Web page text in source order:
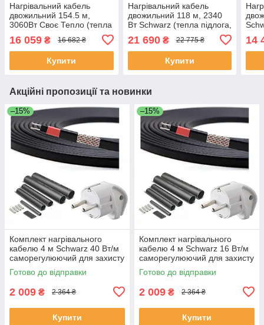
Нагрівальний кабель
двожильний 154.5 м,
3060Вт Своє Тепло (тепла
стяжку)
16 059 ₴ 16 682 ₴
Купити
Нагрівальний кабель
двожильний 118 м, 2340
Вт Schwarz (тепла підлога,
21 690₴ 22 775 ₴
Купити
14
Акційні пропозиції та новинки
–15%
Комплект нагрівального
кабелю 4 м Schwarz 40 Вт/м
саморегулюючий для захисту
покрівлі труб водостоку
Готово до відправки
2 009 ₴ 2 364 ₴
Купити
–15%
Комплект нагрівального
кабелю 4 м Schwarz 16 Вт/м
саморегулюючий для захисту
покрівлі труб водостоку
Готово до відправки
2 009 ₴ 2 364 ₴
Купити